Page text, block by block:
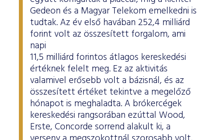
Gedeon és a Magyar Telekom emelkedni is
tudtak. Az év első havában 252,4 milliárd
forint volt az összesített forgalom, ami
napi
11,5 milliárd forintos átlagos kereskedési
értéknek felelt meg. Ez az aktivitás
valamivel erősebb volt a bázisnál, és az
összesített értéket tekintve a megelőző
hónapot is meghaladta. A brókercégek
kereskedési rangsorában ezúttal Wood,
Erste, Concorde sorrend alakult ki, a